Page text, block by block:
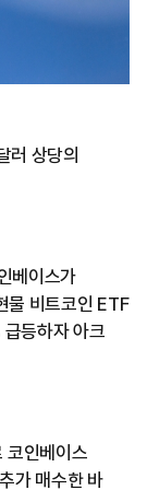
러 상당의
베이스가
물 비트코인 ETF
등하자 아크
코인베이스
가 매수한 바